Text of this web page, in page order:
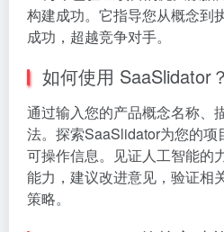
构建成功。它指导您从概念到
成功，超越竞争对手。
如何使用 SaaSlidator？
通过输入您的产品概念名称、
法。探索SaaSlidator为您的项
可操作信息。见证人工智能的
能力，建议改进意见，验证相
策略。